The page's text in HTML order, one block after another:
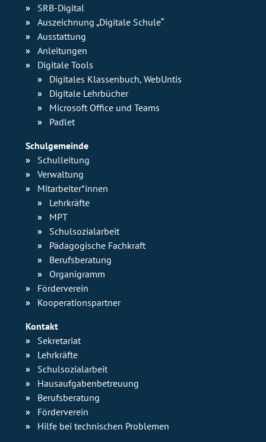
SRB-Digital
Auszeichnung „Digitale Schule“
Ausstattung
Anleitungen
Digitale Tools
Digitales Klassenbuch, WebUntis
Digitale Lehrbücher
Microsoft Office und Teams
Padlet
Schulgemeinde
Schulleitung
Verwaltung
Mitarbeiter*innen
Lehrkräfte
MPT
Schulsozialarbeit
Pädagogische Fachkraft
Berufsberatung
Organigramm
Förderverein
Kooperationspartner
Kontakt
Sekretariat
Lehrkräfte
Schulsozialarbeit
Hausaufgabenbetreuung
Berufsberatung
Förderverein
Hilfe bei technischen Problemen